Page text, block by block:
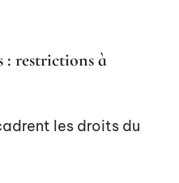
: restrictions à
les droits du